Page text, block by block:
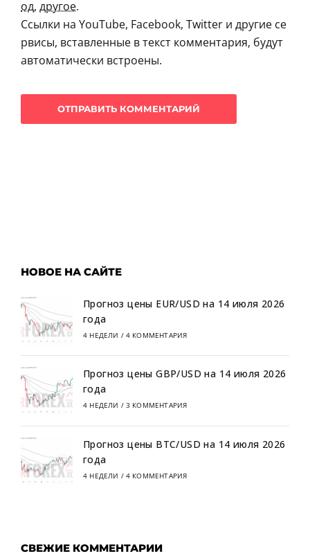
од, другое.
Ссылки на YouTube, Facebook, Twitter и другие се
рвисы, вставленные в текст комментария, будут
автоматически встроены.
НОВОЕ НА САЙТЕ
Прогноз цены EUR/USD на 14 июля 2026
года
4 НЕДЕЛИ / 4 КОММЕНТАРИЯ
Прогноз цены GBP/USD на 14 июля 2026
года
4 НЕДЕЛИ / 3 КОММЕНТАРИЯ
Прогноз цены BTC/USD на 14 июля 2026
года
4 НЕДЕЛИ / 4 КОММЕНТАРИЯ
СВЕЖИЕ КОММЕНТАРИИ